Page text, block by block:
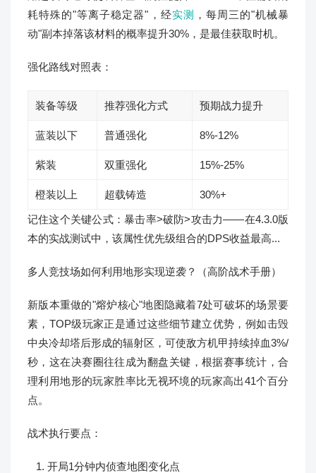
耗特殊的"等离子稳定器"，经实测 ，每周三的"机械暴
动"副本掉落该材料的概率提升30%，是最佳获取时机。
强化路线对照表：
装备等级 推荐强化方式 预期战力提升
蓝装以下 普通强化 8%-12%
紫装 双重强化 15%-25%
橙装以上 超载铸造 30%+
记住这个关键公式：暴击率>破防>攻击力——在4.3.0版
本的实战测试中，该属性优先级组合的DPS收益最高...
多人竞技场如何利用地形实现逆袭？（高阶战术手册）
新版本重做的"熔炉核心"地图隐藏着7处可破坏的场景要
素，TOP级玩家正是通过这些细节建立优势，例如击毁
中央冷却塔后形成的辐射区，可使敌方机甲持续掉血3%/
秒，这在决赛圈往往成为翻盘关键，根据赛事统计，合
理利用地形的玩家胜率比无视环境的玩家高出41个百分
点。
战术执行要点：
开局1分钟内侦查地图变化点